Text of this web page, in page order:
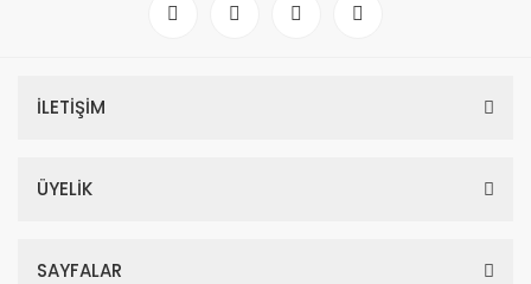
İLETİŞİM
ÜYELİK
SAYFALAR